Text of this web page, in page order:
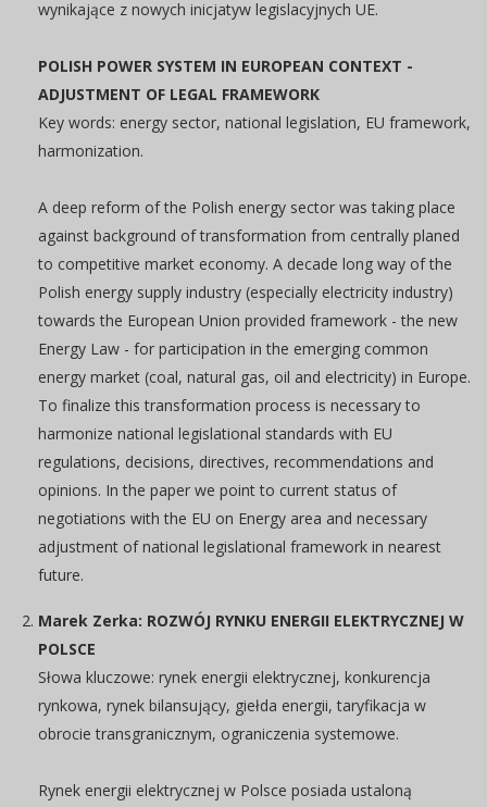
wynikające z nowych inicjatyw legislacyjnych UE.
POLISH POWER SYSTEM IN EUROPEAN CONTEXT -
ADJUSTMENT OF LEGAL FRAMEWORK
Key words: energy sector, national legislation, EU framework,
harmonization.
A deep reform of the Polish energy sector was taking place
against background of transformation from centrally planed
to competitive market economy. A decade long way of the
Polish energy supply industry (especially electricity industry)
towards the European Union provided framework - the new
Energy Law - for participation in the emerging common
energy market (coal, natural gas, oil and electricity) in Europe.
To finalize this transformation process is necessary to
harmonize national legislational standards with EU
regulations, decisions, directives, recommendations and
opinions. In the paper we point to current status of
negotiations with the EU on Energy area and necessary
adjustment of national legislational framework in nearest
future.
Marek Zerka: ROZWÓJ RYNKU ENERGII ELEKTRYCZNEJ W
POLSCE
Słowa kluczowe: rynek energii elektrycznej, konkurencja
rynkowa, rynek bilansujący, giełda energii, taryfikacja w
obrocie transgranicznym, ograniczenia systemowe.
Rynek energii elektrycznej w Polsce posiada ustaloną